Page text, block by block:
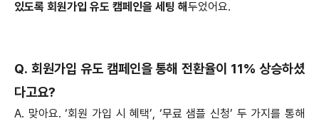
있도록 회원가입 유도 캠페인을 세팅 해 두었어요.
Q. 회원가입 유도 캠페인을 통해 전환율이 11% 상승하셨
다고요?
A. 맞아요. ‘회원 가입 시 혜택’, ‘무료 샘플 신청’ 두 가지를 통해